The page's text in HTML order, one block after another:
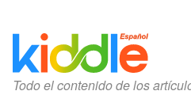
Todo el contenido de los